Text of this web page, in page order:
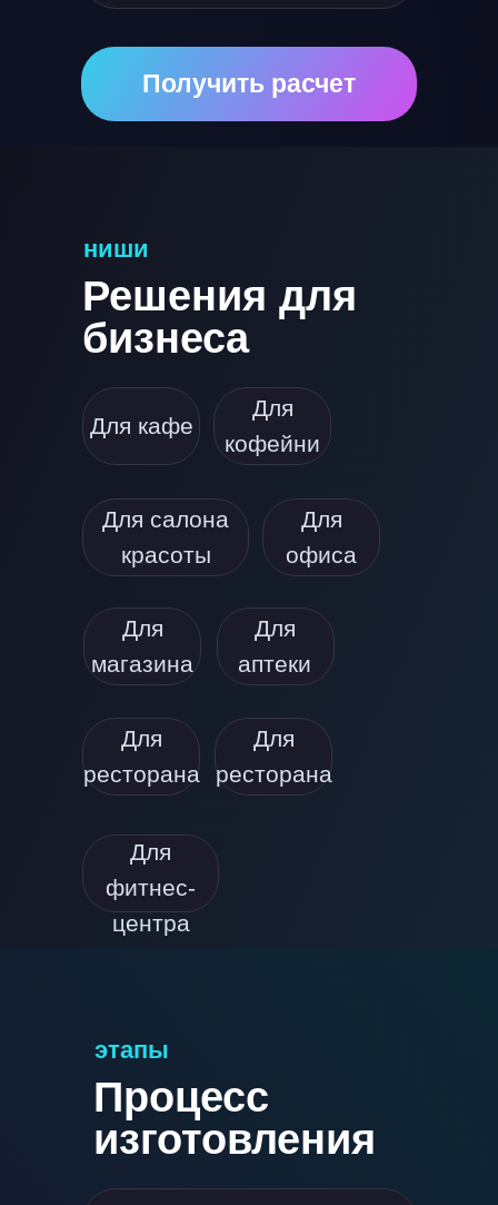
Получить расчет
Для кафе
Для
кофейни
Для
ресторана
Для
ресторана
Для
магазина
Для
аптеки
Для салона
красоты
Для
офиса
Для
фитнес-
центра
Решения для
бизнеса
ниши
Процесс
изготовления
этапы